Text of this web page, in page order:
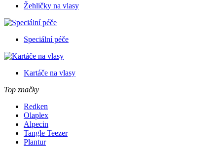
Žehličky na vlasy
Speciální péče
Kartáče na vlasy
Top značky
Redken
Olaplex
Alpecin
Tangle Teezer
Plantur